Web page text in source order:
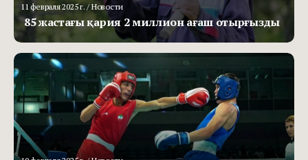
11 февраля 2025 г. / Новости
85 жастағы қария 2 миллион ағаш отырғызды